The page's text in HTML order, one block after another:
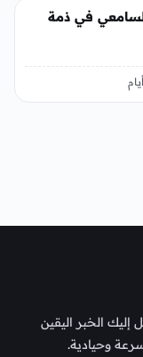
في ذمة
إليك الخبر اليقين
وحيادية.